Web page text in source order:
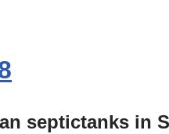
septictanks in